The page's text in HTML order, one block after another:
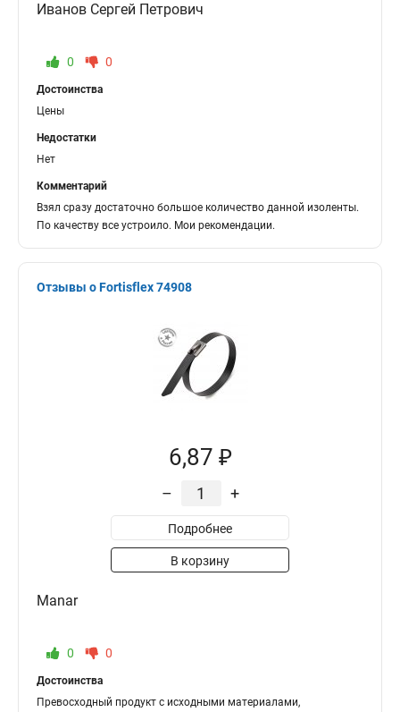
Иванов Сергей Петрович
0 0
Достоинства
Цены
Недостатки
Нет
Комментарий
Взял сразу достаточно большое количество данной изоленты.
По качеству все устроило. Мои рекомендации.
Отзывы о Fortisflex 74908
6,87 ₽
– +
Подробнее
В корзину
Manar
0 0
Достоинства
Превосходный продукт с исходными материалами,